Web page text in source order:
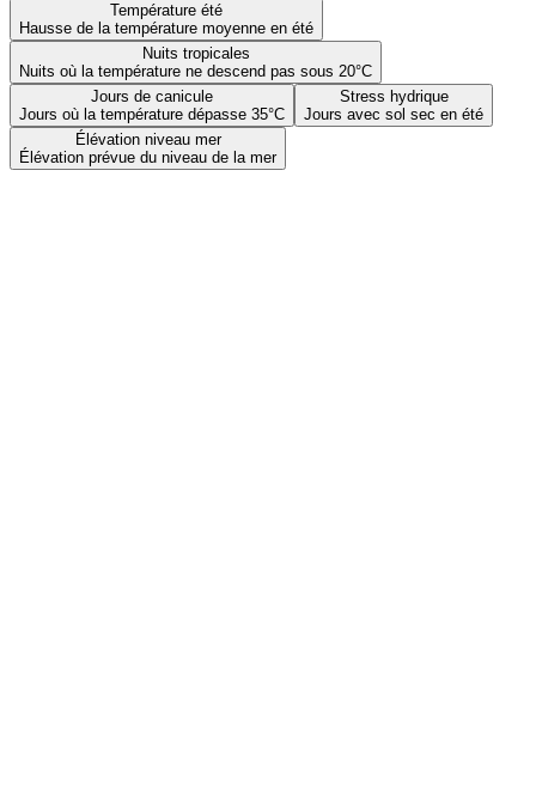
Température été
Hausse de la température moyenne en été
Nuits tropicales
Nuits où la température ne descend pas sous 20°C
Jours de canicule
Jours où la température dépasse 35°C
Stress hydrique
Jours avec sol sec en été
Élévation niveau mer
Élévation prévue du niveau de la mer